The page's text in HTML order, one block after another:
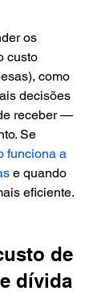
os
custo
como
decisões
receber —
Se
funciona a
e quando
eficiente.
de
dívida